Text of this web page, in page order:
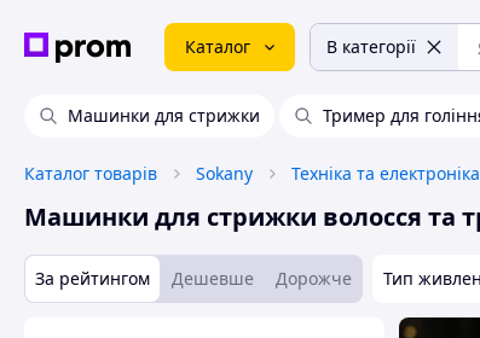
Каталог В категорії
Машинки для стрижки Тример для
Каталог товарів Sokany Техніка та електроніка
Машинки для стрижки волосся та
За рейтингом Дешевше Дорожче Тип